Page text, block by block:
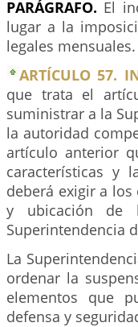
PARÁGRAFO. El
lugar a la
legales mensuales.
ARTÍCULO 57.
que trata el
suministrar a la
la autoridad
artículo anterior
características y
deberá exigir a
y ubicación de
Superintendencia
La
ordenar la
elementos que
defensa y